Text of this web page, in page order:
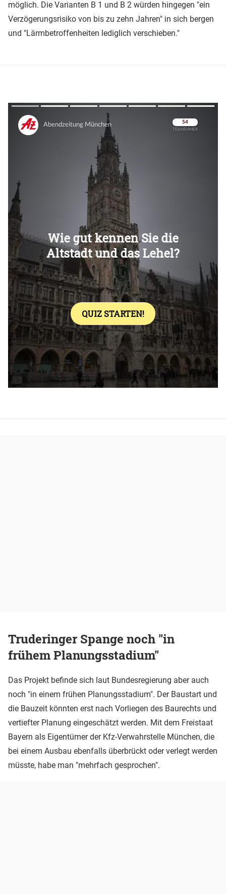
möglich. Die Varianten B 1 und B 2 würden hingegen "ein
Verzögerungsrisiko von bis zu zehn Jahren" in sich bergen
und "Lärmbetroffenheiten lediglich verschieben."
Überspringen
Überspringen
Truderinger Spange noch "in
frühem Planungsstadium"
Das Projekt befinde sich laut Bundesregierung aber auch
noch "in einem frühen Planungsstadium". Der Baustart und
die Bauzeit könnten erst nach Vorliegen des Baurechts und
vertiefter Planung eingeschätzt werden. Mit dem Freistaat
Bayern als Eigentümer der Kfz-Verwahrstelle München, die
bei einem Ausbau ebenfalls überbrückt oder verlegt werden
müsste, habe man "mehrfach gesprochen".